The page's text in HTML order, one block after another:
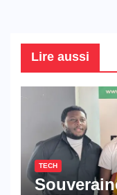
Lire aussi
TECH